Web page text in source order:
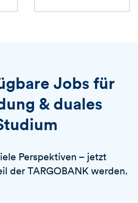
Jobs für
& duales
Perspektiven – jetzt
der TARGOBANK werden.